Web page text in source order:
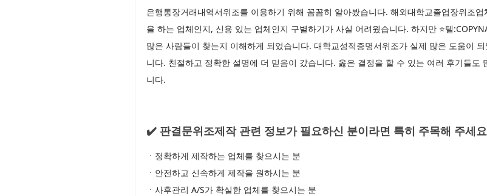
은행통장거래내역서위조를 이용하기 위해 꼼꼼히 알아봤습니다. 해외대학교졸업장위조
을 하는 업체인지, 신용 있는 업체인지 구별하기가 사실 어려웠습니다. 하지만 ⭐텔
많은 사람들이 찾는지 이해하게 되었습니다. 대학교성적증명서위조가 실제 많은 도움이
니다. 친절하고 정확한 설명에 더 믿음이 갔습니다. 옳은 결정을 할 수 있는 여러 후기들도
니다.
✔️ 판결문위조제작 관련 정보가 필요하신 분이라면 특히 주목해 주세
ㆍ정확하게 제작하는 업체를 찾으시는 분
ㆍ안전하고 신속하게 제작을 원하시는 분
ㆍ사후관리 A/S가 확실한 업체를 찾으시는 분